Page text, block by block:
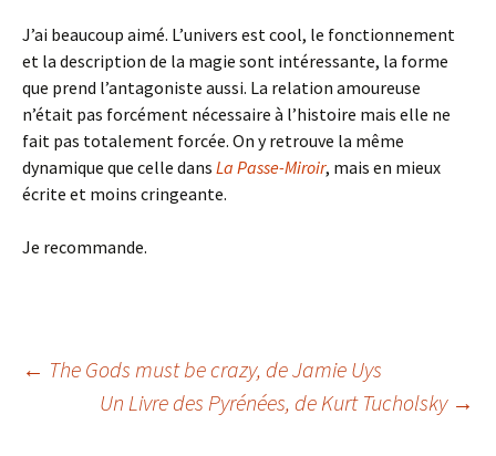
J’ai beaucoup aimé. L’univers est cool, le fonctionnement
et la description de la magie sont intéressante, la forme
que prend l’antagoniste aussi. La relation amoureuse
n’était pas forcément nécessaire à l’histoire mais elle ne
fait pas totalement forcée. On y retrouve la même
dynamique que celle dans La Passe-Miroir, mais en mieux
écrite et moins cringeante.
Je recommande.
Navigation
← The Gods must be crazy, de Jamie Uys
Un Livre des Pyrénées, de Kurt Tucholsky →